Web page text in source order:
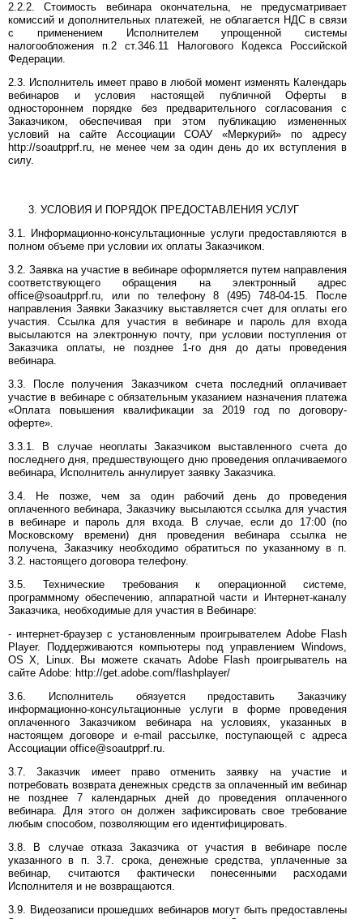
2.2.2. Стоимость вебинара окончательна, не предусматривает
комиссий и дополнительных платежей, не облагается НДС в связи
с применением Исполнителем упрощенной системы
налогообложения п.2 ст.346.11 Налогового Кодекса Российской
Федерации.
2.3. Исполнитель имеет право в любой момент изменять Календарь
вебинаров и условия настоящей публичной Оферты в
одностороннем порядке без предварительного согласования с
Заказчиком, обеспечивая при этом публикацию измененных
условий на сайте Ассоциации СОАУ «Меркурий» по адресу
http://soautpprf.ru, не менее чем за один день до их вступления в
силу.
УСЛОВИЯ И ПОРЯДОК ПРЕДОСТАВЛЕНИЯ УСЛУГ
3.1. Информационно-консультационные услуги предоставляются в
полном объеме при условии их оплаты Заказчиком.
3.2. Заявка на участие в вебинаре оформляется путем направления
соответствующего обращения на электронный адрес
office@soautpprf.ru, или по телефону 8 (495) 748-04-15. После
направления Заявки Заказчику выставляется счет для оплаты его
участия. Ссылка для участия в вебинаре и пароль для входа
высылаются на электронную почту, при условии поступления от
Заказчика оплаты, не позднее 1-го дня до даты проведения
вебинара.
3.3. После получения Заказчиком счета последний оплачивает
участие в вебинаре с обязательным указанием назначения платежа
«Оплата повышения квалификации за 2019 год по договору-
оферте».
3.3.1. В случае неоплаты Заказчиком выставленного счета до
последнего дня, предшествующего дню проведения оплачиваемого
вебинара, Исполнитель аннулирует заявку Заказчика.
3.4. Не позже, чем за один рабочий день до проведения
оплаченного вебинара, Заказчику высылаются ссылка для участия
в вебинаре и пароль для входа. В случае, если до 17:00 (по
Московскому времени) дня проведения вебинара ссылка не
получена, Заказчику необходимо обратиться по указанному в п.
3.2. настоящего договора телефону.
3.5. Технические требования к операционной системе,
программному обеспечению, аппаратной части и Интернет-каналу
Заказчика, необходимые для участия в Вебинаре:
- интернет-браузер с установленным проигрывателем Adobe Flash
Player. Поддерживаются компьютеры под управлением Windows,
OS X, Linux. Вы можете скачать Adobe Flash проигрыватель на
сайте Adobe: http://get.adobe.com/flashplayer/
3.6. Исполнитель обязуется предоставить Заказчику
информационно-консультационные услуги в форме проведения
оплаченного Заказчиком вебинара на условиях, указанных в
настоящем договоре и e-mail рассылке, поступающей с адреса
Ассоциации office@soautpprf.ru.
3.7. Заказчик имеет право отменить заявку на участие и
потребовать возврата денежных средств за оплаченный им вебинар
не позднее 7 календарных дней до проведения оплаченного
вебинара. Для этого он должен зафиксировать свое требование
любым способом, позволяющим его идентифицировать.
3.8. В случае отказа Заказчика от участия в вебинаре после
указанного в п. 3.7. срока, денежные средства, уплаченные за
вебинар, считаются фактически понесенными расходами
Исполнителя и не возвращаются.
3.9. Видеозаписи прошедших вебинаров могут быть предоставлены